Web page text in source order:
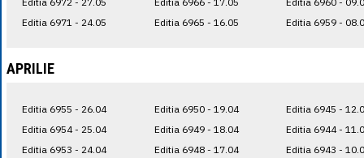
Editia 6971 - 24.05
Editia 6965 - 16.05
Editia 6959 -
APRILIE
Editia 6955 - 26.04
Editia 6954 - 25.04
Editia 6953 - 24.04
Editia 6950 - 19.04
Editia 6949 - 18.04
Editia 6948 - 17.04
Editia 6945 -
Editia 6944 -
Editia 6943 -